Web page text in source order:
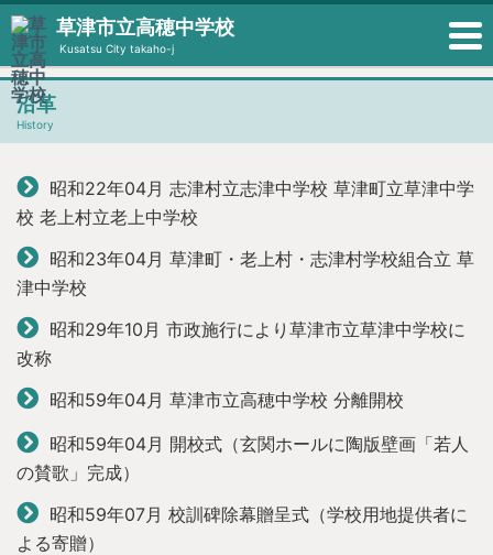
草津市立高穂中学校
Kusatsu City takaho-j
沿革
History
昭和22年04月 志津村立志津中学校 草津町立草津中学
校 老上村立老上中学校
昭和23年04月 草津町・老上村・志津村学校組合立 草
津中学校
昭和29年10月 市政施行により草津市立草津中学校に
改称
昭和59年04月 草津市立高穂中学校 分離開校
昭和59年04月 開校式（玄関ホールに陶版壁画「若人
の賛歌」完成）
昭和59年07月 校訓碑除幕贈呈式（学校用地提供者に
よる寄贈）